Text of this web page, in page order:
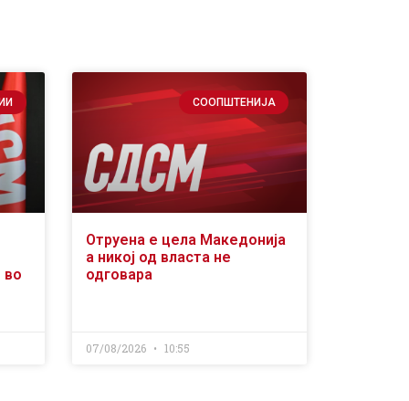
во
СООПШТЕНИЈА
Отруена е цела Македонија
а никој од власта не
одговара
07/08/2026 10:55